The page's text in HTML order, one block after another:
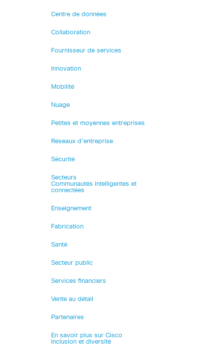
Centre de données
Collaboration
Fournisseur de services
Innovation
Mobilité
Nuage
Petites et moyennes entreprises
Réseaux d’entreprise
Sécurité
Secteurs
Communautés intelligentes et
connectées
Enseignement
Fabrication
Santé
Secteur public
Services financiers
Vente au détail
Partenaires
En savoir plus sur Cisco
Inclusion et diversité